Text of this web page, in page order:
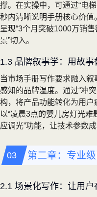
撑。在实操中，可通过“电
秒内清晰说明手册核心价
呈现“3个月突破1000万销
景”切入。
1.3 品牌叙事学：用故事
当市场手册写作要求融入
感知的品牌温度。通过“冲
构，将产品功能转化为用
以“凌晨3点的婴儿房灯光难
应调光”功能，让技术参数
第二章：专业
2.1 场景化写作：让用户